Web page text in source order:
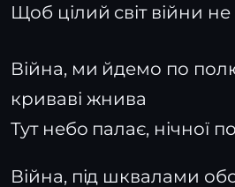
Щоб цілий світ війни не
Війна, ми йдемо по
криваві жнива
Тут небо палає, нічної
Війна, під шквалами